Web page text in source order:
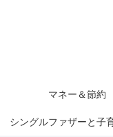
マネー＆節約
シングルファザーと子